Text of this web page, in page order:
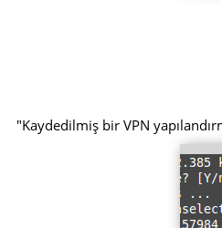
"Kaydedilmiş bir VPN